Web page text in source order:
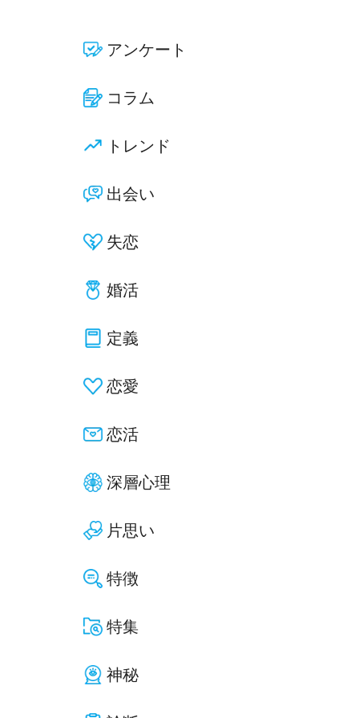
アンケート
コラム
トレンド
出会い
失恋
婚活
定義
恋愛
恋活
深層心理
片思い
特徴
特集
神秘